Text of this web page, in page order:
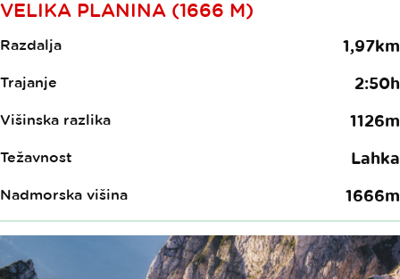
VELIKA PLANINA (1666 M)
Razdalja 1,97km
Trajanje 2:50h
Višinska razlika 1126m
Težavnost Lahka
Nadmorska višina 1666m